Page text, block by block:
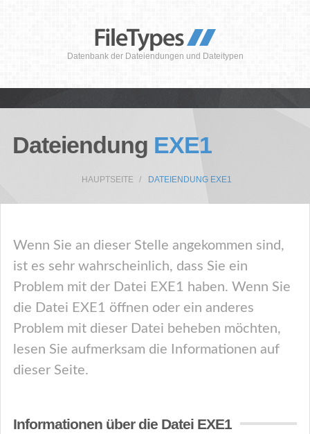
Datenbank der Dateiendungen und Dateitypen
Dateiendung EXE1
HAUPTSEITE DATEIENDUNG EXE1
Wenn Sie an dieser Stelle angekommen sind,
ist es sehr wahrscheinlich, dass Sie ein
Problem mit der Datei EXE1 haben. Wenn Sie
die Datei EXE1 öffnen oder ein anderes
Problem mit dieser Datei beheben möchten,
lesen Sie aufmerksam die Informationen auf
dieser Seite.
Informationen über die Datei EXE1